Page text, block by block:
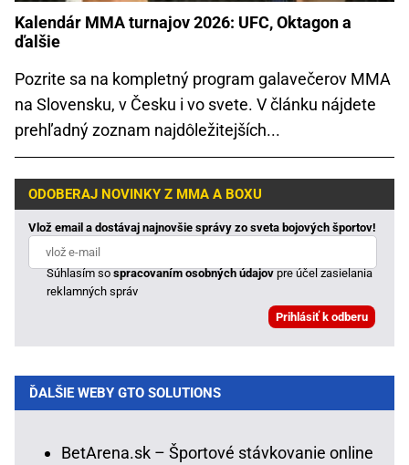
Kalendár MMA turnajov 2026: UFC, Oktagon a
ďalšie
Pozrite sa na kompletný program galavečerov MMA
na Slovensku, v Česku i vo svete. V článku nájdete
prehľadný zoznam najdôležitejších...
ODOBERAJ NOVINKY Z MMA A BOXU
Vlož email a dostávaj najnovšie správy zo sveta bojových športov!
Súhlasím sospracovaním osobných údajovpre účel zasielania
reklamných správ
ĎALŠIE WEBY GTO SOLUTIONS
BetArena.sk – Športové stávkovanie online